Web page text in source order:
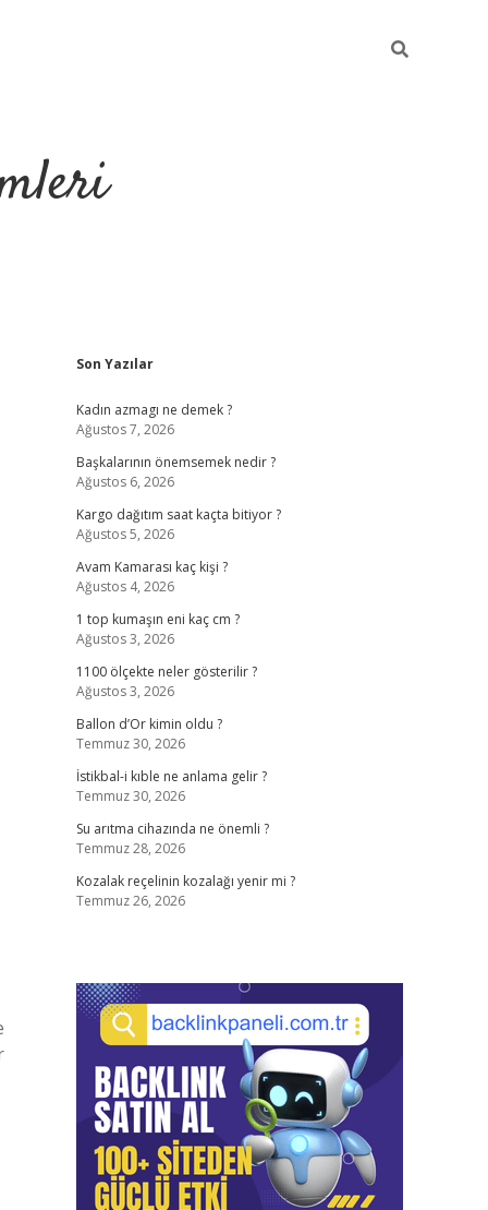
Sidebar
Son Yazılar
Kadın azmagı ne demek ?
Ağustos 7, 2026
Başkalarının önemsemek nedir ?
Ağustos 6, 2026
Kargo dağıtım saat kaçta bitiyor ?
Ağustos 5, 2026
Avam Kamarası kaç kişi ?
Ağustos 4, 2026
1 top kumaşın eni kaç cm ?
Ağustos 3, 2026
1100 ölçekte neler gösterilir ?
Ağustos 3, 2026
Ballon d’Or kimin oldu ?
Temmuz 30, 2026
İstikbal-i kıble ne anlama gelir ?
Temmuz 30, 2026
Su arıtma cihazında ne önemli ?
Temmuz 28, 2026
Kozalak reçelinin kozalağı yenir mi ?
Temmuz 26, 2026